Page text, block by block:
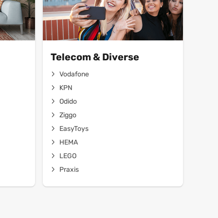
Telecom & Diverse
Vodafone
KPN
Odido
Ziggo
EasyToys
HEMA
LEGO
Praxis